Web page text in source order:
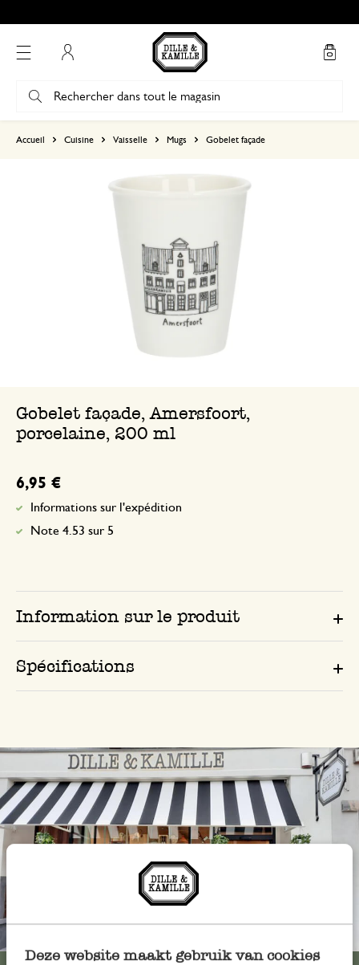
Deze website maakt gebruik van cookies
Accueil Cuisine Vaisselle Mugs Gobelet façade
Gobelet façade, Amersfoort,
porcelaine, 200 ml
6,95 €
Informations sur l'expédition
Note 4.53 sur 5
Information sur le produit
Spécifications